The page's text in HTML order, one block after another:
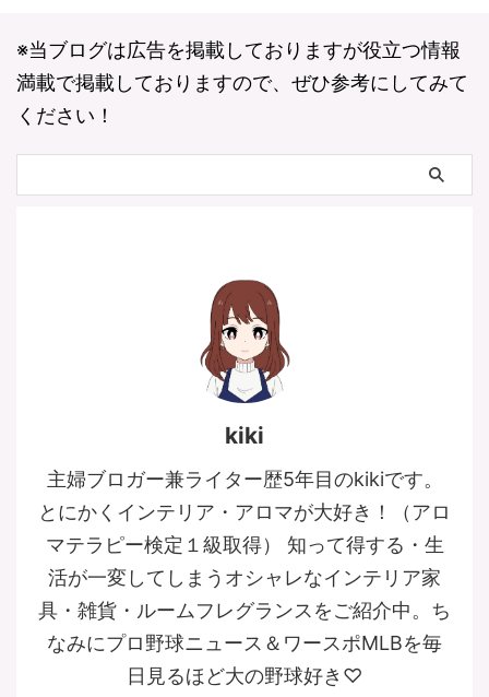
※当ブログは広告を掲載しておりますが役立つ情報
満載で掲載しておりますので、ぜひ参考にしてみて
ください！
kiki
主婦ブロガー兼ライター歴5年目のkikiです。
とにかくインテリア・アロマが大好き！（アロ
マテラピー検定１級取得） 知って得する・生
活が一変してしまうオシャレなインテリア家
具・雑貨・ルームフレグランスをご紹介中。ち
なみにプロ野球ニュース＆ワースポMLBを毎
日見るほど大の野球好き♡